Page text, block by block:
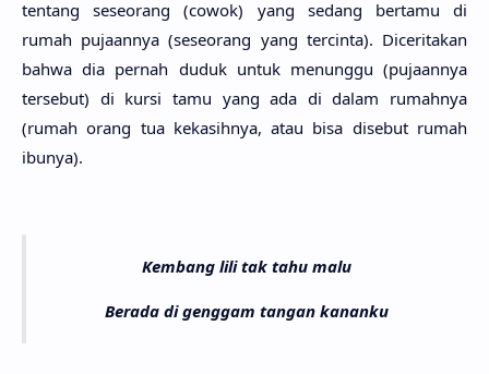
ten­tang seseo­rang (cowok) yang sedang berta­mu di
rumah pujaan­nya (seseo­rang yang tercin­ta). Dicerita­kan
bahwa dia per­nah duduk untuk menung­gu (pujaan­nya
terse­but) di kursi tamu yang ada di dalam rumah­nya
(rumah orang tua kekasih­nya, atau bisa dise­but rumah
ibu­nya).
Kembang lili tak tahu malu
Berada di genggam tangan kananku